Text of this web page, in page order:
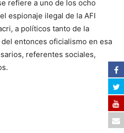
refiere a uno de los ocho
espionaje ilegal de la AFI
a políticos tanto de la
entonces oficialismo en esa
referentes sociales,